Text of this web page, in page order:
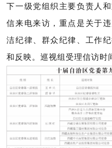
下一级党组织主要负责人
信来电来访，重点是关于
洁纪律、群众纪律、工作
和反映。巡视组受理信访时